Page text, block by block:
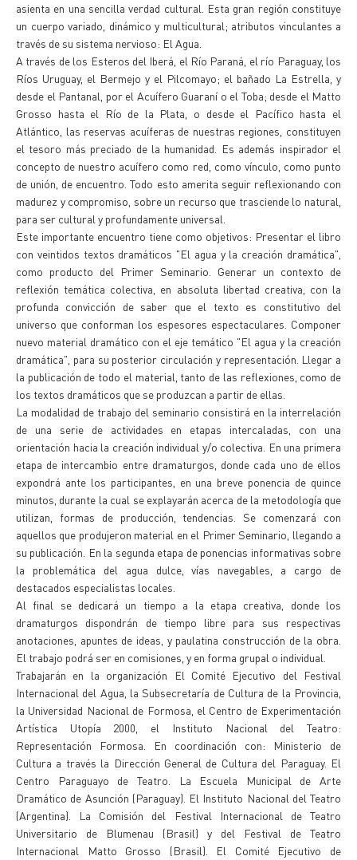
asienta en una sencilla verdad cultural. Esta gran región constituye
un cuerpo variado, dinámico y multicultural; atributos vinculantes a
través de su sistema nervioso: El Agua.
A través de los Esteros del Iberá, el Río Paraná, el río Paraguay, los
Ríos Uruguay, el Bermejo y el Pilcomayo; el bañado La Estrella, y
desde el Pantanal, por el Acuífero Guaraní o el Toba; desde el Matto
Grosso hasta el Río de la Plata, o desde el Pacífico hasta el
Atlántico, las reservas acuíferas de nuestras regiones, constituyen
el tesoro más preciado de la humanidad. Es además inspirador el
concepto de nuestro acuífero como red, como vínculo, como punto
de unión, de encuentro. Todo esto amerita seguir reflexionando con
madurez y compromiso, sobre un recurso que trasciende lo natural,
para ser cultural y profundamente universal.
Este importante encuentro tiene como objetivos: Presentar el libro
con veintidos textos dramáticos "El agua y la creación dramática",
como producto del Primer Seminario. Generar un contexto de
reflexión temática colectiva, en absoluta libertad creativa, con la
profunda convicción de saber que el texto es constitutivo del
universo que conforman los espesores espectaculares. Componer
nuevo material dramático con el eje temático "El agua y la creación
dramática", para su posterior circulación y representación. Llegar a
la publicación de todo el material, tanto de las reflexiones, como de
los textos dramáticos que se produzcan a partir de ellas.
La modalidad de trabajo del seminario consistirá en la interrelación
de una serie de actividades en etapas intercaladas, con una
orientación hacia la creación individual y/o colectiva. En una primera
etapa de intercambio entre dramaturgos, donde cada uno de ellos
expondrá ante los participantes, en una breve ponencia de quince
minutos, durante la cual se explayarán acerca de la metodología que
utilizan, formas de producción, tendencias. Se comenzará con
aquellos que produjeron material en el Primer Seminario, llegando a
su publicación. En la segunda etapa de ponencias informativas sobre
la problemática del agua dulce, vías navegables, a cargo de
destacados especialistas locales.
Al final se dedicará un tiempo a la etapa creativa, donde los
dramaturgos dispondrán de tiempo libre para sus respectivas
anotaciones, apuntes de ideas, y paulatina construcción de la obra.
El trabajo podrá ser en comisiones, y en forma grupal o individual.
Trabajarán en la organización El Comité Ejecutivo del Festival
Internacional del Agua, la Subsecretaría de Cultura de la Provincia,
la Universidad Nacional de Formosa, el Centro de Experimentación
Artística Utopía 2000, el Instituto Nacional del Teatro:
Representación Formosa. En coordinación con: Ministerio de
Cultura a través la Dirección General de Cultura del Paraguay. El
Centro Paraguayo de Teatro. La Escuela Municipal de Arte
Dramático de Asunción (Paraguay). El Instituto Nacional del Teatro
(Argentina). La Comisión del Festival Internacional de Teatro
Universitario de Blumenau (Brasil) y del Festival de Teatro
Internacional Matto Grosso (Brasil). El Comité Ejecutivo de